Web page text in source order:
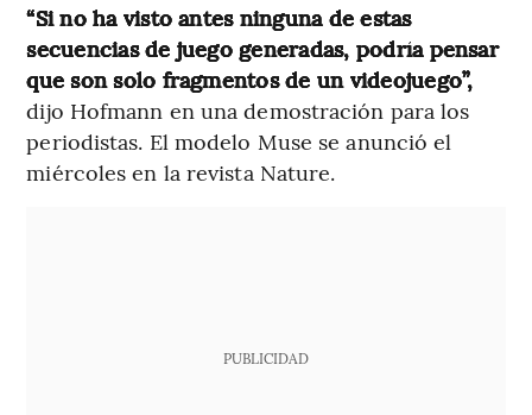
“Si no ha visto antes ninguna de estas
secuencias de juego generadas, podría pensar
que son solo fragmentos de un videojuego”,
dijo Hofmann en una demostración para los
periodistas. El modelo Muse se anunció el
miércoles en la revista Nature.
PUBLICIDAD